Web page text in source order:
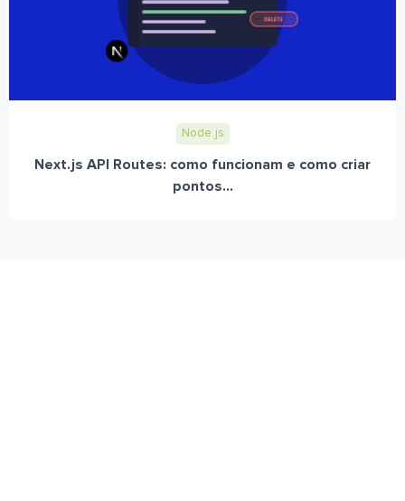
Node.js
Next.js API Routes: como funcionam e como criar
pontos...